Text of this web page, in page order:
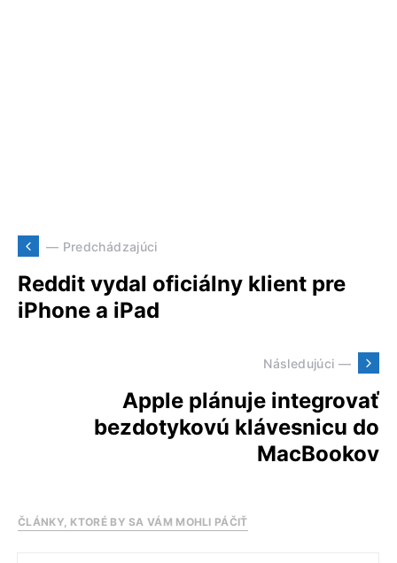
— Predchádzajúci
Reddit vydal oficiálny klient pre
iPhone a iPad
Následujúci —
Apple plánuje integrovať
bezdotykovú klávesnicu do
MacBookov
ČLÁNKY, KTORÉ BY SA VÁM MOHLI PÁČIŤ